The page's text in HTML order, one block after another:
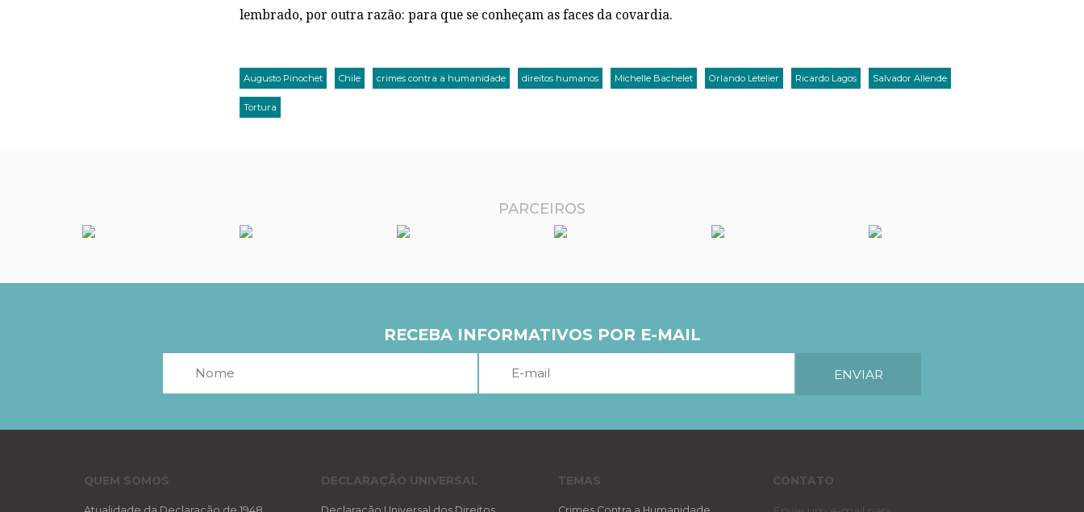
lembrado, por outra razão: para que se conheçam as faces da covardia.
Augusto Pinochet Chile crimes contra a humanidade direitos humanos Michelle Bachelet Orlando Letelier Ricardo Lagos Salvador Allende
Tortura
PARCEIROS
RECEBA INFORMATIVOS POR E-MAIL
QUEM SOMOS DECLARAÇÃO UNIVERSAL TEMAS CONTATO